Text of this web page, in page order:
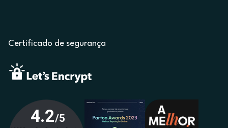
Certificado de segurança